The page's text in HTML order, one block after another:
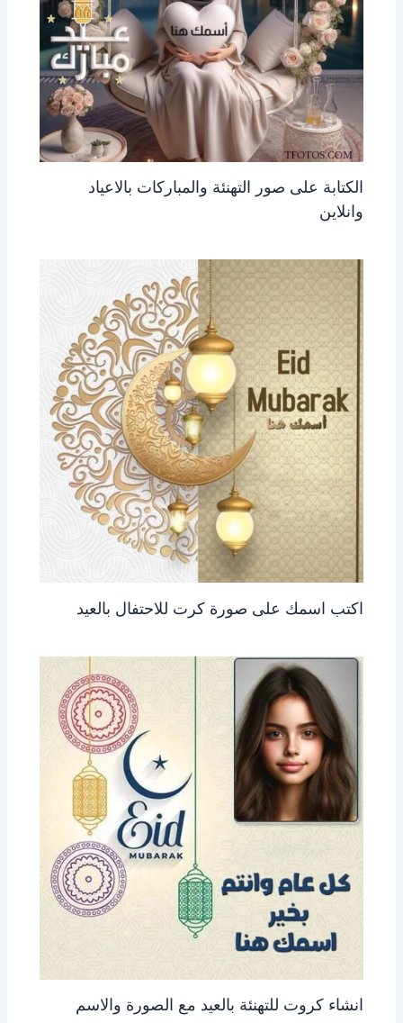
الكتابة على صور التهنئة والمباركات بالاعياد
وانلاين
اكتب اسمك على صورة كرت للاحتفال بالعيد
انشاء كروت للتهنئة بالعيد مع الصورة والاسم